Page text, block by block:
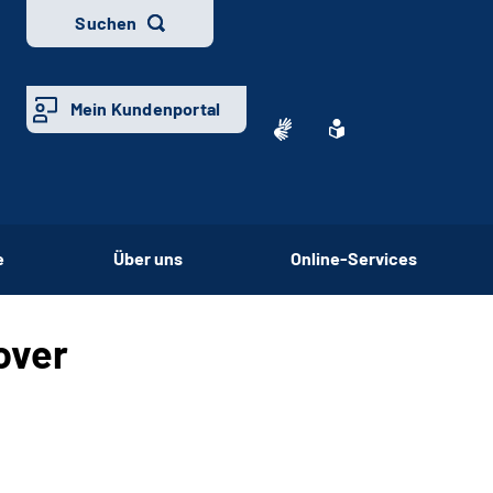
Suchen
Mein Kundenportal
Über uns Online-Services